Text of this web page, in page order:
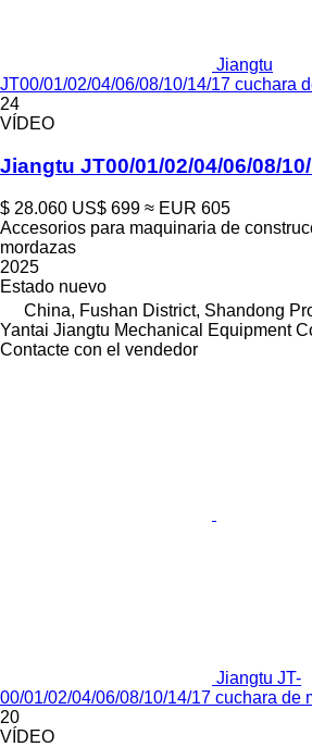
Jiangtu
JT00/01/02/04/06/08/10/14/17 cuchara
24
VÍDEO
Jiangtu JT00/01/02/04/06/08/
$ 28.060 US$ 699 ≈ EUR 605
Accesorios para maquinaria de
mordazas
2025
Estado nuevo
China, Fushan District, Shandong
Yantai Jiangtu Mechanical Equipment
Contacte con el vendedor
Jiangtu JT-
00/01/02/04/06/08/10/14/17 cuchara de
20
VÍDEO